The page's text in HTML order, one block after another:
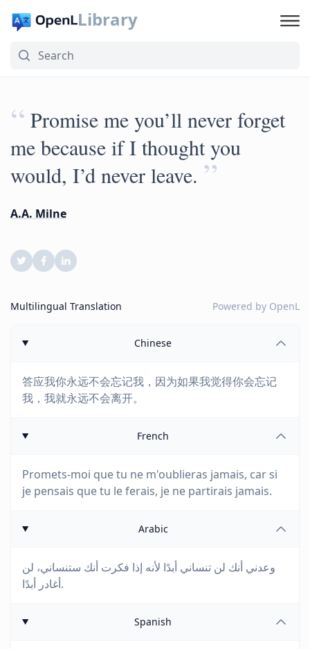
Library
“ Promise me you’ll never forget
me because if I thought you
would, I’d never leave. ”
A.A. Milne
Multilingual Translation Powered by OpenL
Chinese
答应我你永远不会忘记我，因为如果我觉得你会忘记
我，我就永远不会离开。
French
Promets-moi que tu ne m'oublieras jamais, car si
je pensais que tu le ferais, je ne partirais jamais.
Arabic
وعدني أنك لن تنساني أبدًا لأنه إذا فكرت أنك ستنساني، لن
أغادر أبدًا.
Spanish